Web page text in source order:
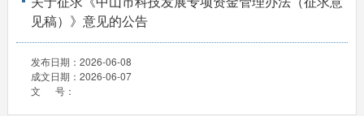
见稿）》意见的公告
发布日期： 2026-06-08
成文日期： 2026-06-07
文 号：